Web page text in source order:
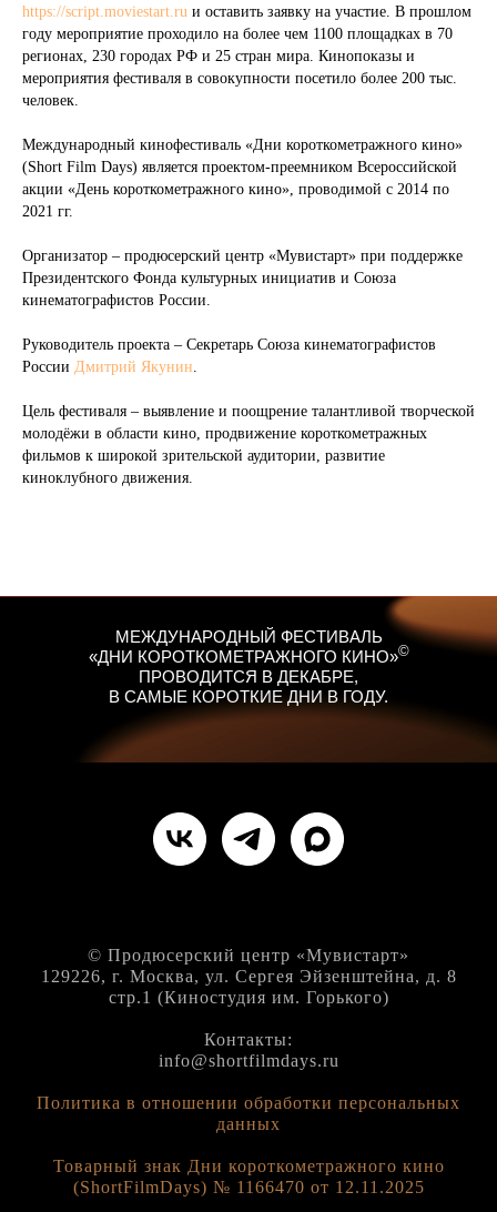
https://script.moviestart.ru и оставить заявку на участие. В прошлом
году мероприятие проходило на более чем 1100 площадках в 70
регионах, 230 городах РФ и 25 стран мира. Кинопоказы и
мероприятия фестиваля в совокупности посетило более 200 тыс.
человек.
Международный кинофестиваль «Дни короткометражного кино»
(Short Film Days) является проектом-преемником Всероссийской
акции «День короткометражного кино», проводимой с 2014 по
2021 гг.
Организатор – продюсерский центр «Мувистарт» при поддержке
Президентского Фонда культурных инициатив и Союза
кинематографистов России.
Руководитель проекта – Секретарь Союза кинематографистов
России Дмитрий Якунин.
Цель фестиваля – выявление и поощрение талантливой творческой
молодёжи в области кино, продвижение короткометражных
фильмов к широкой зрительской аудитории, развитие
киноклубного движения.
МЕЖДУНАРОДНЫЙ ФЕСТИВАЛЬ
«ДНИ КОРОТКОМЕТРАЖНОГО КИНО»©
ПРОВОДИТСЯ В ДЕКАБРЕ,
В САМЫЕ КОРОТКИЕ ДНИ В ГОДУ.
© Продюсерский центр «Мувистарт»
129226, г. Москва, ул. Сергея Эйзенштейна, д. 8
стр.1 (Киностудия им. Горького)
Контакты:
info@shortfilmdays.ru
Политика в отношении обработки персональных
данных
Товарный знак Дни короткометражного кино
(ShortFilmDays) № 1166470 от 12.11.2025